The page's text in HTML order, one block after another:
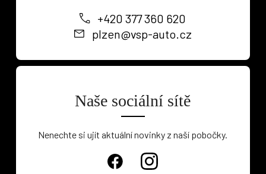
+420 377 360 620
plzen@vsp-auto.cz
Naše sociální sítě
Nenechte si ujít aktuální novinky z naší pobočky.